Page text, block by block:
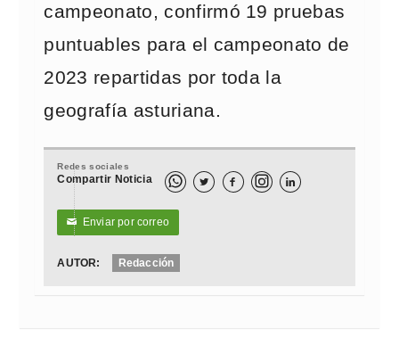
campeonato, confirmó 19 pruebas
puntuables para el campeonato de
2023 repartidas por toda la
geografía asturiana.
Redes sociales
Compartir Noticia   
✉ Enviar por correo
AUTOR: Redacción